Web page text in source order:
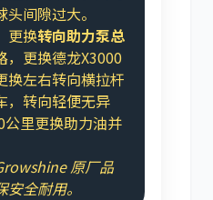
间隙过大。
更换转向助力泵总
，更换德龙X3000
换左右转向横拉杆
，转向轻便无异
里更换助力油并
原厂品
全耐用。